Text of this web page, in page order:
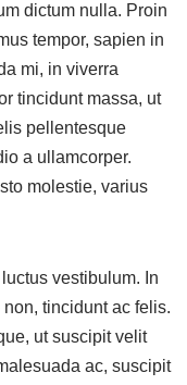
dictum nulla. Proin
tempor, sapien in
mi, in viverra
tincidunt massa, ut
pellentesque
a ullamcorper.
molestie, varius
vestibulum. In
tincidunt ac felis.
ut suscipit velit
ac, suscipit